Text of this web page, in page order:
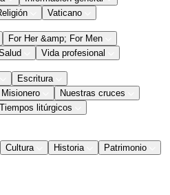
Vaticano
For Her &amp; For Men
Vida profesional
Escritura
Misionero
Nuestras cruces
Tiempos litúrgicos
Cultura Historia
Patrimonio